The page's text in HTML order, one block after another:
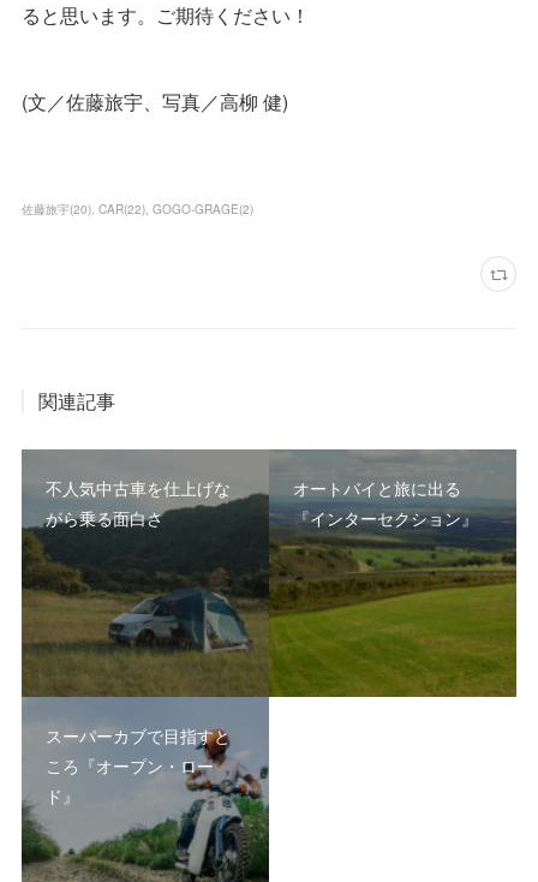
ると思います。ご期待ください！
(文／佐藤旅宇、写真／高柳 健)
佐藤旅宇(20) CAR(22) GOGO-GRAGE(2)
関連記事
不人気中古車を仕上げな
がら乗る面白さ
オートバイと旅に出る
『インターセクション』
スーパーカブで目指すと
ころ『オープン・ロー
ド』